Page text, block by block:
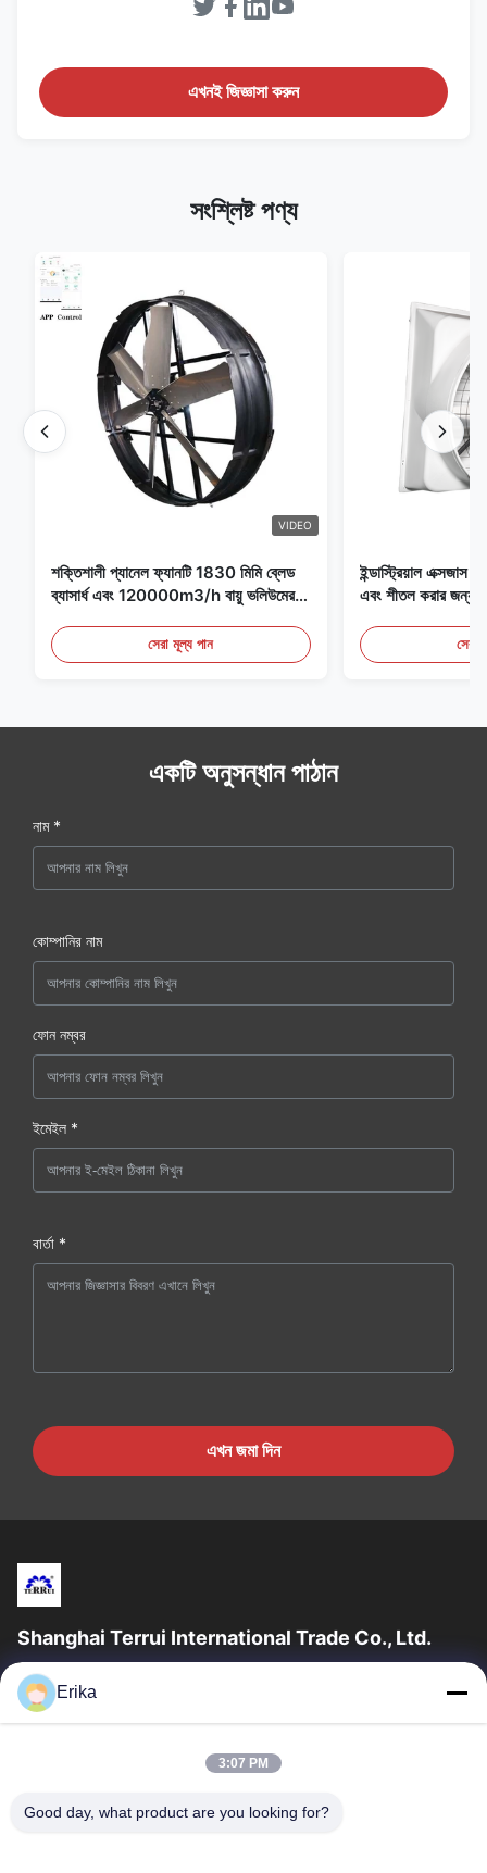
এখনই জিজ্ঞাসা করুন
সংশ্লিষ্ট পণ্য
VIDEO
শক্তিশালী প্যানেল ফ্যানটি 1830 মিমি ব্লেড
ব্যাসার্ধ এবং 120000m3/h বায়ু ভলিউমের
হয়েছে
সেরা মূল্য পান
ইন্ডাস্ট্রিয়াল এক্সজাস
এবং শীতল করার জন্য
সেরা
একটি অনুসন্ধান পাঠান
নাম *
কোম্পানির নাম
ফোন নম্বর
ইমেইল *
বার্তা *
এখন জমা দিন
Shanghai Terrui International Trade Co., Ltd.
সাংহাই টেরুই ইন্টারন্যাশনাল ট্রেড কোং লিমিটেড ২০০২ সালে প্রতিষ্ঠিত হয়েছিল যা গবাদি
পশুর সরঞ্জাম বিকাশ, উত্পাদন এবং বিক্রয়ের ক্ষেত্রে বিশেষীকরণ...
গুরুত্বপূর্ণ সংযোগ
পণ্য
আমাদের সম্পর্কে
মান নিয়ন্ত্রণ
Erika
3:07 PM
Good day, what product are you looking for?